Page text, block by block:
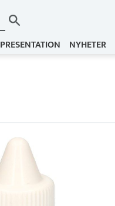
PRESENTATION NYHETER